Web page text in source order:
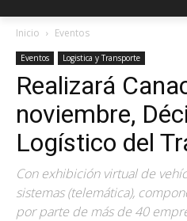
Inicio Eventos
Eventos Logistica y Transporte
Realizará
noviembre,
Logístico del
Con exhibición virtual de
sistemas (telemática),
por parte de más de 40